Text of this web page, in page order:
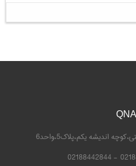
اندیشه یکم،پلاک5،واحد6